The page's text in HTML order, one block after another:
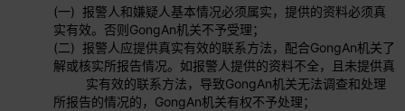
(一) 报警人和嫌疑人基本情况必须属实，提供的资料必须真
实有效。否则GongAn机关不予受理；
(二) 报警人应提供真实有效的联系方法，配合GongAn机关了
解或核实所报告情况。如报警人提供的资料不全，且未提供真
实有效的联系方法，导致GongAn机关无法调查和处理
所报告的情况的，GongAn机关有权不予处理；